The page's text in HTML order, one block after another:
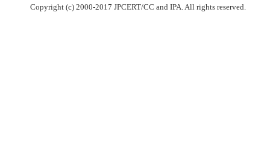
Copyright (c) 2000-2017 JPCERT/CC and IPA. All rights reserved.